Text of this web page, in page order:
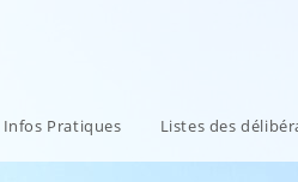
Infos Pratiques Listes des